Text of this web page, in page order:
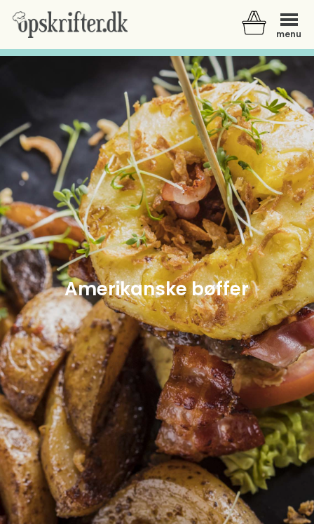
menu
Der er ingen varer i din kurv.
Amerikanske bøffer